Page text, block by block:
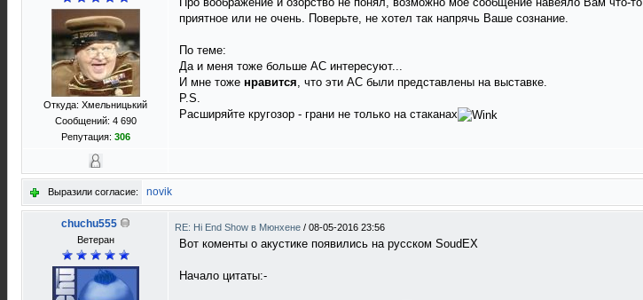
Откуда: Хмельницький
Сообщений: 4 690
Репутация: 306
приятное или не очень. Поверьте, не хотел так напрячь Ваше сознание.
По теме:
Да и меня тоже больше АС интересуют...
И мне тоже нравится, что эти АС были представлены на выставке.
P.S.
Расширяйте кругозор - грани не только на стаканах
Выразили согласие: novik
chuchu555
Ветеран
RE: Hi End Show в Мюнхене / 08-05-2016 23:56
Вот коменты о акустике появились на русском SoudEX
Начало цитаты:-